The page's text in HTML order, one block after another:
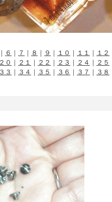
｜ ６ ｜ ７ ｜ ８ ｜ ９ ｜ １０ ｜ １１ ｜ １２
２０ ｜ ２１ ｜ ２２ ｜ ２３ ｜ ２４ ｜ ２５
３３ ｜ ３４ ｜ ３５ ｜ ３６ ｜ ３７ ｜ ３８